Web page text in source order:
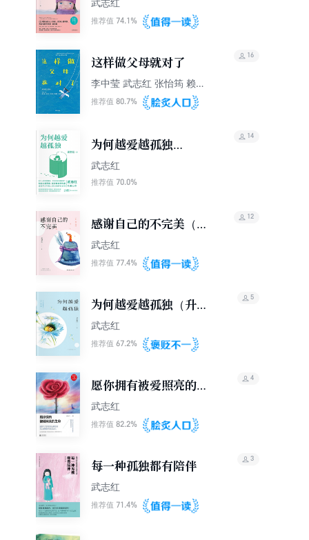
武志红
推荐值 74.1%
这样做父母就对了
李中莹 武志红 张怡筠 赖佩
霞等口述
推荐值 80.7%
16
为何越爱越孤独
（2023版）
武志红
推荐值 70.0%
14
感谢自己的不完美（升
级版）
武志红
推荐值 77.4%
12
为何越爱越孤独（升级
版）
武志红
推荐值 67.2%
5
愿你拥有被爱照亮的生
命
武志红
推荐值 82.2%
4
每一种孤独都有陪伴
武志红
推荐值 71.4%
3